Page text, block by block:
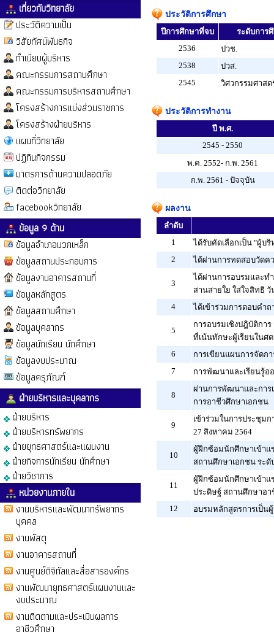
เกี่ยวกับวิทยาลัย
ประวัติความเป็น
วิสัยทัศน์พันธกิจ
ทำเนียบผู้บริหาร
คณะกรรมการสถานศึกษา
คณะกรรมการบริหารสถานศึกษา
โครงสร้างการแบ่งส่วนราชการ
โครงสร้างฝ่ายบริหาร
แผนที่วิทยาลัย
ปฏิทินกิจกรรม
มาตรการด้านความปลอดภัย
ติดต่อวิทยาลัย
facebookวิทยาลัย
ข้อมูล 9 ด้าน
ข้อมูลอำเภอมวกเหล็ก
ข้อมูลสถานประกอบการ
ข้อมูลงานอาคารสถานที่
ข้อมูลหลักสูตร
ข้อมูลสถานศึกษา
ข้อมูลบุคลากร
ข้อมูลนักเรียน นักศึกษา
ข้อมูลงบประมาณ
ข้อมูลครุภัณฑ์
ฝ่ายบริหารและบุคลากร
ฝ่ายบริหาร
ฝ่ายบริหารทรัพยากร
ฝ่ายยุทธศาสตร์และแผนงาน
ฝ่ายกิจการนักเรียน นักศึกษา
ฝ่ายวิชาการ
หน่วยงานภายใน
งานบริหารและพัฒนาทรัพยากร
บุคคล
งานพัสดุ
งานอาคารสถานที่
งานศูนย์ดิจิทัลและสื่อสารองค์กร
งานพัฒนายุทธศาสตร์แผนงานและ
งบประมาณ
งานติดตามและประเมินผลการ
อาชีวศึกษา
ประวัติการศึกษา
ปีการศึกษาที่จบ
ระดับการ
2536
ปวช.
2538
ปวส.
2545
วิศวกรรมศาส
ประวัติการทำงาน
ปี พ.ศ.
2545 - 2550
พ.ค. 2552- ก.พ. 2561
ก.พ. 2561 - ปัจจุบัน
ผลงาน
ลำดับ
1
ได้รับคัดเลือกเป็น "ผู้บ
2
ได้ผ่านการทดสอบวัดค
3
ได้ผ่านการอบรมและท
สานสายใย ใส่ใจสิทธิ
4
ได้เข้าร่วมการตอบคำ
5
การอบรมเชิงปฎิบัติกา
ที่เน้นทักษะผู้เรียนในศ
6
การเขียนแผนการจัดก
7
การพัฒนาและเรียนรู้อ
8
ผ่านการพัฒนาและการ
การอาชีวศึกษาเอกชน
9
เข้าร่วมในการประชุม
27 สิงหาคม 2564
10
ผู้ฝึกซ้อมนักศึกษาเข้าแ
สถานศึกษาเอกชน ระ
11
ผู้ฝึกซ้อมนักศึกษาเข้าแ
ประดิษฐ์ สถานศึกษาอา
12
อบรมหลักสูตรการเป็น